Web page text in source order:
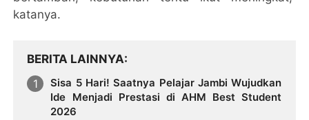
katanya.
BERITA LAINNYA
Sisa 5 Hari! Saatnya Pelajar Jambi Wujudkan
Ide Menjadi Prestasi di AHM Best Student
2026